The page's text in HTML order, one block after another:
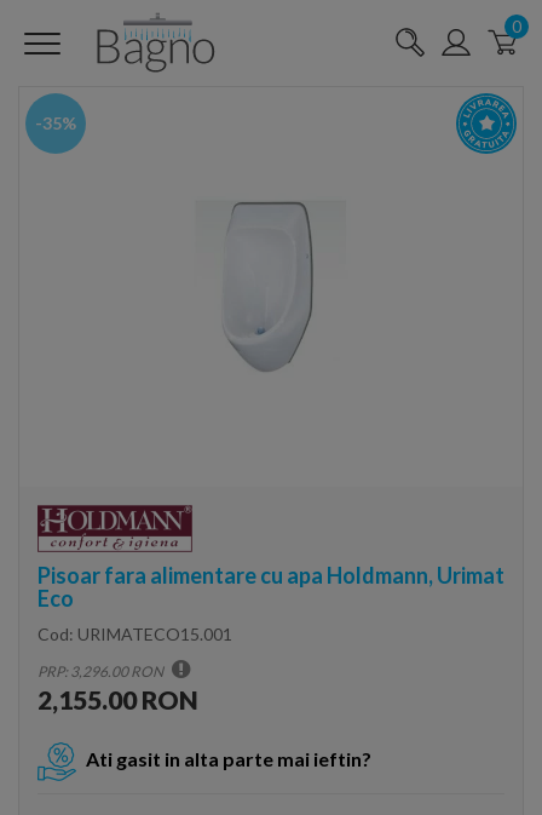
0
-35%
Pisoar fara alimentare cu apa Holdmann, Urimat
Eco
Cod: URIMATECO15.001
PRP: 3,296.00 RON
2,155.00 RON
Ati gasit in alta parte mai ieftin?